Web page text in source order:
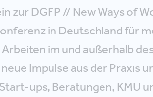
zur DGFP // New Ways of
in Deutschland für
im und außerhalb
Impulse aus der Praxis
ups, Beratungen, KMU